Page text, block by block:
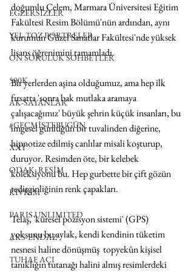
EGZERSİZLER
YEL TOZ PORTRELER
ON SORULUK SOHBETLER
500K
AK-SAYANLAR
#GEÇMİŞTEBUGÜN
XXY
ODAK: RESİM
KIVRIM
PARIS UNLIMITED
AKS-ENDAZ
TUHAF AÇI
doğumlu Çelem, Marmara Üniversitesi Eğitim
Fakültesi Resim Bölümü'nün ardından, aynı
kurumun Güzel Sanatlar Fakültesi'nde yüksek
lisans öğrenimini tamamladı.
Bir yerlerden aşina olduğumuz, ama hep ilk
fırsatta 'sonra bak mutlaka aramaya
çalışacağımız' büyük şehrin küçük insanları, bu
imgesel günlüğün bir tuvalinden diğerine,
hipnotize edilmiş canlılar misali koşturup,
duruyor. Resimden öte, bir kelebek
koleksiyonu bu. Hep gurbette bir çift gözün
tedirginliğinin renk çapakları.
Telaş, 'küresel pozisyon sistemi' (GPS)
yoksunu bu aylak, kendi kendinin tüketim
nesnesi haline dönüşmüş  topyekûn kişisel
tanıklığın tutanağı halini almış resimlerdeki